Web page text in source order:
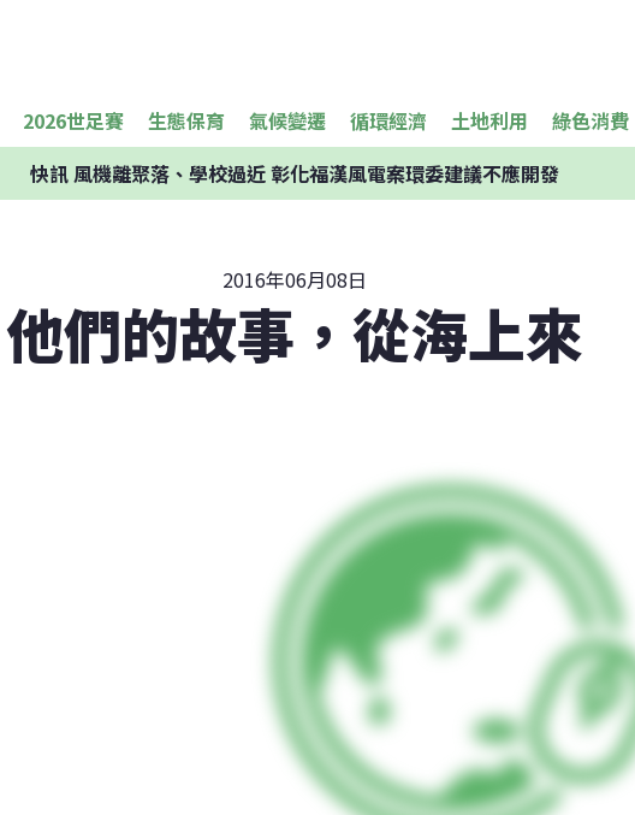
2026世足賽 生態保育 氣候變遷 循環經濟 土地利用 綠色消費
快訊風機離聚落、學校過近 彰化福漢風電案環委建議不應開發
2016年06月08日
他們的故事，從海上來